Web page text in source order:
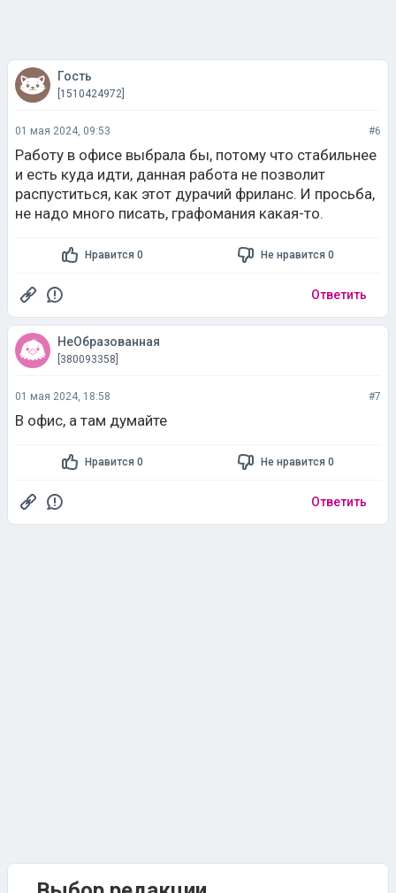
Гость
[1510424972]
01 мая 2024, 09:53 #6
Работу в офисе выбрала бы, потому что стабильнее
и есть куда идти, данная работа не позволит
распуститься, как этот дурачий фриланс. И просьба,
не надо много писать, графомания какая-то.
Нравится 0 Не нравится 0
Ответить
НеОбразованная
[380093358]
01 мая 2024, 18:58 #7
В офис, а там думайте
Нравится 0 Не нравится 0
Ответить